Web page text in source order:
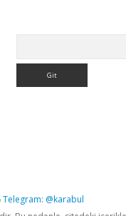
Telegram: @karabul